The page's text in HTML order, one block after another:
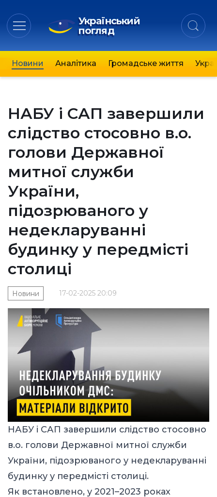
Український
погляд
Новини Аналітика Громадське життя
НАБУ і САП завершили
слідство стосовно в.о.
голови Державної
митної служби
України,
підозрюваного у
недекларуванні
будинку у передмісті
столиці
17-02-2025 20:09
Новини
НАБУ і САП завершили слідство стосовно
в.о. голови Державної митної служби
України, підозрюваного у недекларуванні
будинку у передмісті столиці.
Як встановлено, у 2021–2023 роках